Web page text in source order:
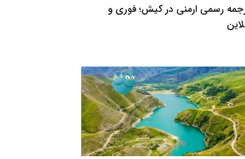
رسمی ارمنی در کیش؛ فوری و